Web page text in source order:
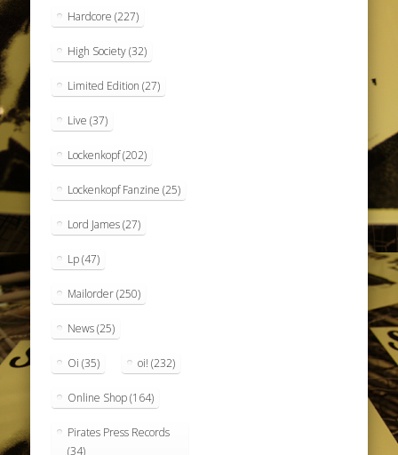
Hardcore (227)
High Society(32)
Limited Edition (27)
Live (37)
Lockenkopf(202)
Lockenkopf Fanzine (25)
Lord James(27)
Lp(47)
Mailorder(250)
News(25)
Oi (35) oi! (232)
Online Shop(164)
Pirates Press Records
(34)